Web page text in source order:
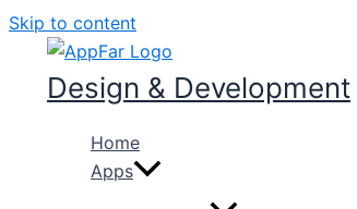
Skip to content
Design & Development
Home
Apps